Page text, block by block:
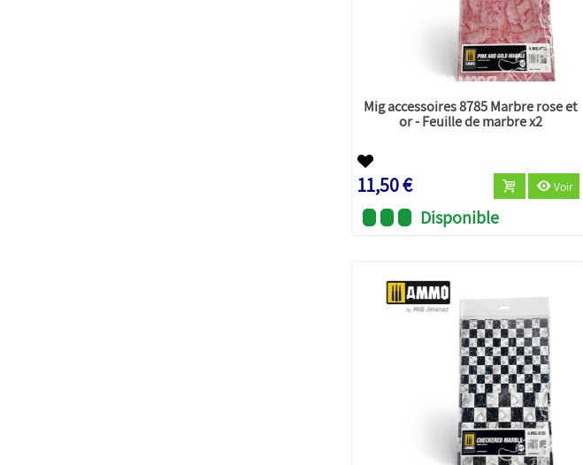
Mig accessoires 8785 Marbre rose et
or - Feuille de marbre x2
11,50 € Voir
Disponible